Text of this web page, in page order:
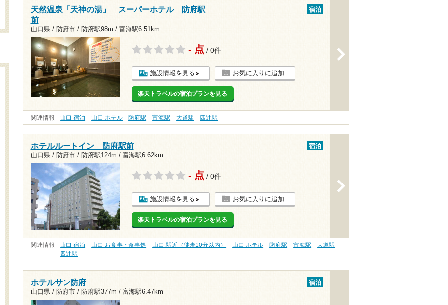
天然温泉「天神の湯」 スーパーホテル 防府駅
前
山口県 / 防府市 / 防府駅98m / 富海駅6.51km
宿泊
- 点 / 0件
施設情報を見る お気に入りに追加
楽天トラベルの宿泊プランを見る
関連情報 山口 宿泊 山口 ホテル 防府駅 富海駅 大道駅 四辻駅
ホテルルートイン 防府駅前
山口県 / 防府市 / 防府駅124m / 富海駅6.62km
宿泊
- 点 / 0件
施設情報を見る お気に入りに追加
楽天トラベルの宿泊プランを見る
関連情報 山口 宿泊 山口 お食事・食事処 山口 駅近（徒歩10分以内） 山口 ホテル 防府駅 富海駅
大道駅
四辻駅
ホテルサン防府
山口県 / 防府市 / 防府駅377m / 富海駅6.47km
宿泊